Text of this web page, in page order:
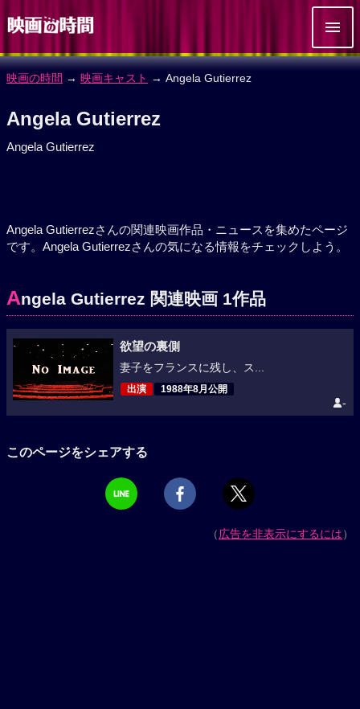
映画の時間 → 映画キャスト → Angela Gutierrez
Angela Gutierrez
Angela Gutierrez
Angela Gutierrezさんの関連映画作品・ニュースを集めたページ
です。Angela Gutierrezさんの気になる情報をチェックしよう。
Angela Gutierrez 関連映画 1作品
欲望の裏側
妻子をフランスに残し、ス...
出演 1988年8月公開
-
このページをシェアする
（広告を非表示にするには）